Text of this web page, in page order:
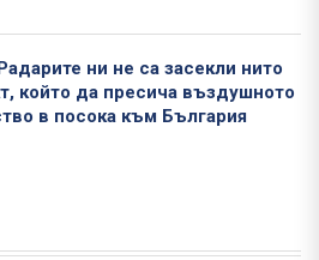
ни не са засекли нито
който да пресича въздушното
в посока към България